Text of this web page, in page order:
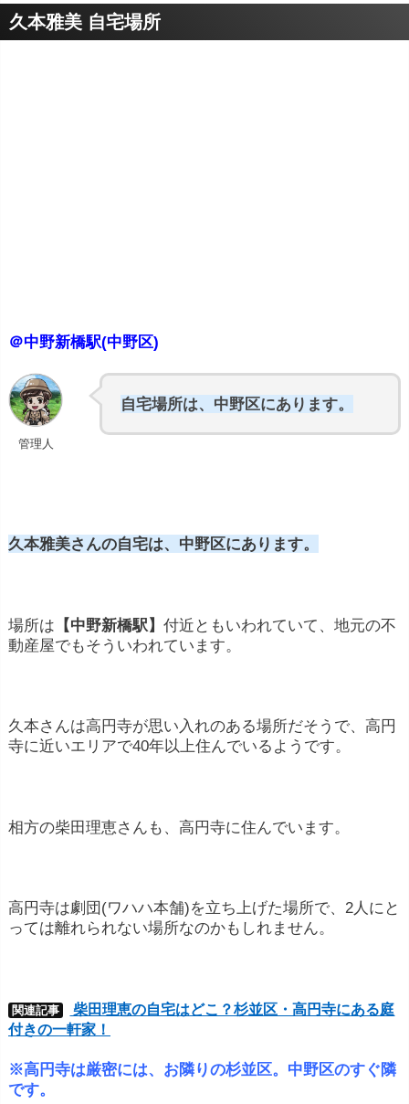
久本雅美 自宅場所
＠中野新橋駅(中野区)
管理人
自宅場所は、中野区にあります。
久本雅美さんの自宅は、中野区にあります。
場所は 【中野新橋駅】 付近ともいわれていて、地元の不
動産屋でもそういわれています。
久本さんは高円寺が思い入れのある場所だそうで、高円
寺に近いエリアで40年以上住んでいるようです。
相方の柴田理恵さんも、高円寺に住んでいます。
高円寺は劇団(ワハハ本舗)を立ち上げた場所で、2人にと
っては離れられない場所なのかもしれません。
関連記事
柴田理恵の自宅はどこ？杉並区・高円寺にある庭
付きの一軒家！
※高円寺は厳密には、お隣りの杉並区。中野区のすぐ隣
です。